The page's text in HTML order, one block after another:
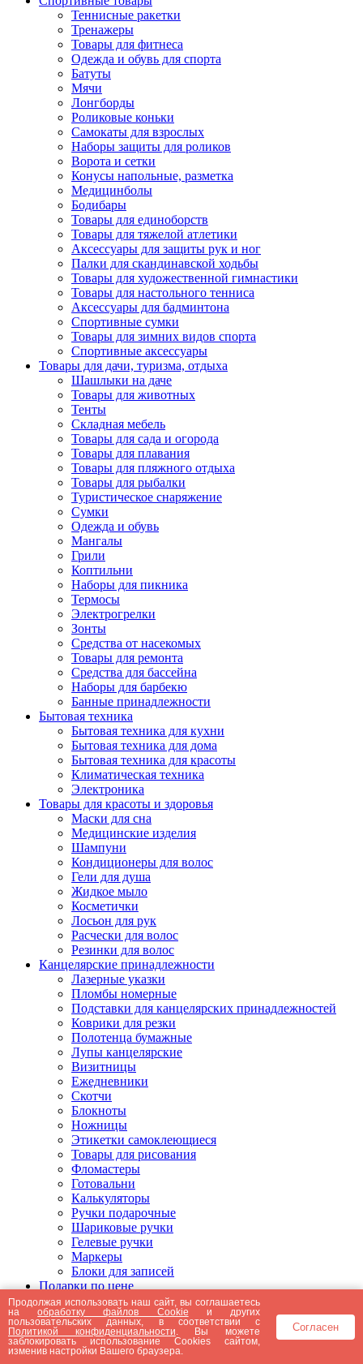
Теннисные ракетки
Тренажеры
Товары для фитнеса
Одежда и обувь для спорта
Батуты
Мячи
Лонгборды
Роликовые коньки
Самокаты для взрослых
Наборы защиты для роликов
Ворота и сетки
Конусы напольные, разметка
Медицинболы
Бодибары
Товары для единоборств
Товары для тяжелой атлетики
Аксессуары для защиты рук и ног
Палки для скандинавской ходьбы
Товары для художественной гимнастики
Товары для настольного тенниса
Аксессуары для бадминтона
Спортивные сумки
Товары для зимних видов спорта
Спортивные аксессуары
Товары для дачи, туризма, отдыха
Шашлыки на даче
Товары для животных
Тенты
Складная мебель
Товары для сада и огорода
Товары для плавания
Товары для пляжного отдыха
Товары для рыбалки
Туристическое снаряжение
Сумки
Одежда и обувь
Мангалы
Грили
Коптильни
Наборы для пикника
Термосы
Электрогрелки
Зонты
Средства от насекомых
Товары для ремонта
Средства для бассейна
Наборы для барбекю
Банные принадлежности
Бытовая техника
Бытовая техника для кухни
Бытовая техника для дома
Бытовая техника для красоты
Климатическая техника
Электроника
Товары для красоты и здоровья
Маски для сна
Медицинские изделия
Шампуни
Кондиционеры для волос
Гели для душа
Жидкое мыло
Косметички
Лосьон для рук
Расчески для волос
Резинки для волос
Канцелярские принадлежности
Лазерные указки
Пломбы номерные
Подставки для канцелярских принадлежностей
Коврики для резки
Полотенца бумажные
Лупы канцелярские
Визитницы
Ежедневники
Скотчи
Блокноты
Ножницы
Этикетки самоклеющиеся
Товары для рисования
Фломастеры
Готовальни
Калькуляторы
Ручки подарочные
Шариковые ручки
Гелевые ручки
Маркеры
Блоки для записей
Подарки по цене
Подарки от 5000 рублей
Подарки до 5000 рублей
Подарки до 3000 рублей
Подарки до 2000 рублей
Подарки до 1000 рублей
Продолжая использовать наш сайт, вы соглашаетесь
наобработку файлов Cookie и других
пользовательских данных, в соответствии с
Политикой конфиденциальности . Вы можете
заблокировать использование Cookies сайтом,
изменив настройки Вашего браузера.
Согласен